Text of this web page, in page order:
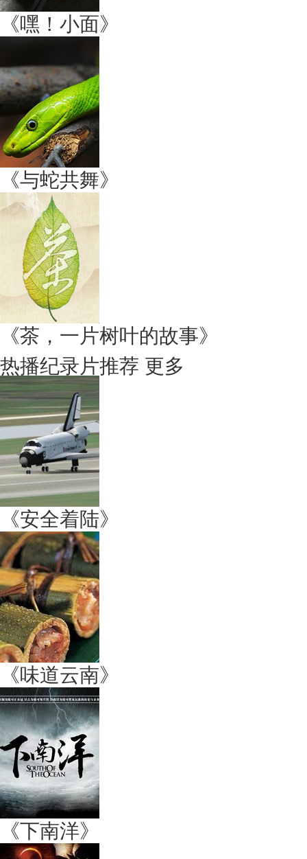
《嘿！小面》
《与蛇共舞》
《茶，一片树叶的故事》
热播纪录片推荐 更多
《安全着陆》
《味道云南》
《下南洋》